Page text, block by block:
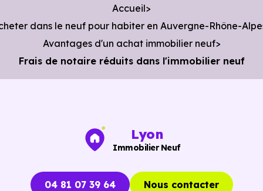
Accueil
dans le neuf pour habiter en Auvergne-Rhône-
Avantages d'un achat immobilier neuf
Frais de notaire réduits dans l'immobilier neuf
Lyon
Immobilier Neuf
04 81 07 39 64 Nous contacter